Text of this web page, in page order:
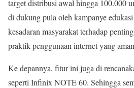
target distribusi awal hingga 100.000
di dukung pula oleh kampanye
kesadaran masyarakat terhadap
praktik penggunaan internet yang
Ke depannya, fitur ini juga di
seperti Infinix NOTE 60. Sehingga